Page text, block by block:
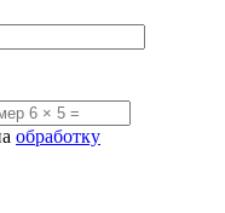
обработку